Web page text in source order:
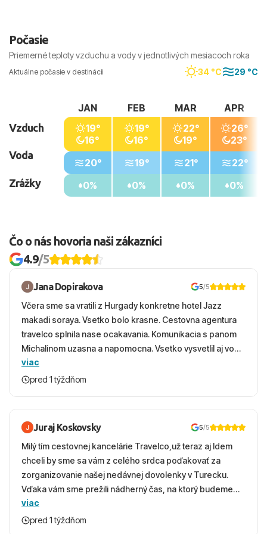
Počasie
Priemerné teploty vzduchu a vody v jednotlivých mesiacoch roka
Aktuálne počasie v destinácii 34 °C 29 °C
Vzduch
Voda
Zrážky
JAN
19°
16°
20°
0%
FEB
19°
16°
19°
0%
MAR
22°
19°
21°
0%
APR
26°
23°
22°
0%
Čo o nás hovoria naši zákazníci
4.9/5
Jana Dopirakova 5/5
Včera sme sa vratili z Hurgady konkretne hotel Jazz
makadi soraya. Vsetko bolo krasne. Cestovna agentura
travelco splnila nase ocakavania. Komunikacia s panom
Michalinom uzasna a napomocna. Vsetko vysvetlil aj vo
vecernych hodinach zaco sa ospravedlnujem. Hotel
krasny, cisty. Sluzby top. Strava, prostredie, more,
viac
pred 1 týždňom
Juraj Koskovsky 5/5
Milý tím cestovnej kancelárie Travelco,už teraz aj Idem
chceli by sme sa vám z celého srdca poďakovať za
zorganizovanie našej nedávnej dovolenky v Turecku.
Vďaka vám sme prežili nádherný čas, na ktorý budeme
ešte dlho s úsmevom spomínať. ​Všetko prebehlo
absolútne hladko – od prvotného výberu zájazdu, cez
viac
pred 1 týždňom